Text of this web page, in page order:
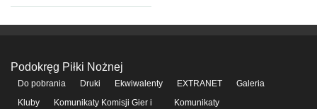
Podokręg Piłki Nożnej
Do pobrania Druki Ekwiwalenty EXTRANET
Galeria
Kluby
Komunikaty Komisji Gier i
Komunikaty